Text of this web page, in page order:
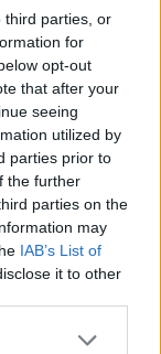
third parties, or
for
opt-out
that after your
seeing
utilized by
parties prior to
the further
parties on the
may
IAB’s List of
it to other
more Google
és zsírok
jól, a
Ez
könnyebben